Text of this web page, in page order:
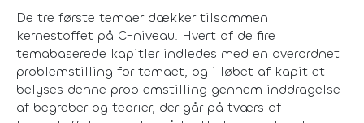
De tre første temaer dækker tilsammen
kernestoffet på C-niveau. Hvert af de fire
temabaserede kapitler indledes med en overordnet
problemstilling for temaet, og i løbet af kapitlet
belyses denne problemstilling gennem inddragelse
af begreber og teorier, der går på tværs af